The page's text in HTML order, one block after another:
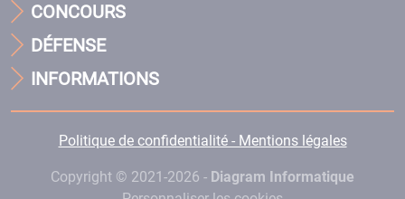
CONCOURS
DÉFENSE
INFORMATIONS
Politique de confidentialité - Mentions légales
Copyright © 2021-2026 - Diagram Informatique